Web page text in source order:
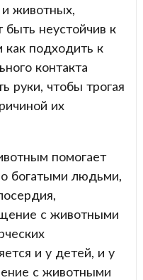
и животных,
неустойчив к
подходить к
контакта
руки, чтобы трогая
их
помогает
богатыми людьми,
с животными
и у детей, и у
с животными